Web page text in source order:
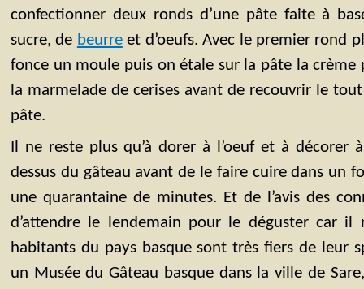
confectionner deux ronds d’une pâte faite à
sucre, de beurreet d’oeufs. Avec le premier rond
fonce un moule puis on étale sur la pâte la crème
la marmelade de cerises avant de recouvrir le
pâte.
Il ne reste plus qu’à dorer à l’oeuf et à décorer
dessus du gâteau avant de le faire cuire dans un
une quarantaine de minutes. Et de l’avis des
d’attendre le lendemain pour le déguster car il
habitants du pays basque sont très fiers de leur
un Musée du Gâteau basque dans la ville de